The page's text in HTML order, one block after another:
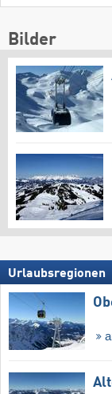
Bilder
Urlaubsregionen